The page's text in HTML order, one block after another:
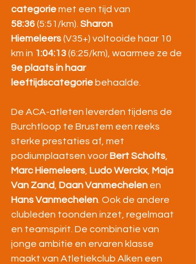
categorie met een tijd van
58:36 (5:51/km). Sharon
Hiemeleers (V35+) voltooide haar 10
km in 1:04:13 (6:25/km), waarmee ze de
9e plaats in haar
leeftijdscategorie behaalde.
De ACA-atleten leverden tijdens de
Burchtloop te Brustem een reeks
sterke prestaties af, met
podiumplaatsen voor Bert Scholts
Marc Hiemeleers Ludo Werckx, Maja
Van Zand
Daan Vanmechelen en
Hans Vanmechelen . Ook de andere
clubleden toonden inzet, regelmaat
en teamspirit. De combinatie van
jonge ambitie en ervaren klasse
maakt van Atletiekclub Alken een